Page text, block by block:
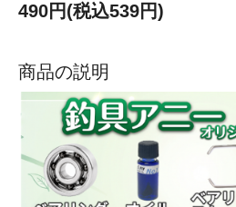
490円(税込539円)
商品の説明